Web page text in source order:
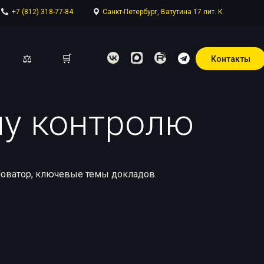
+7 (812) 318-77-84 Санкт-Петербург, Ватутина 17 лит. К
⚖ 🛒 Контакты
контролю
ключевые темы докладов.